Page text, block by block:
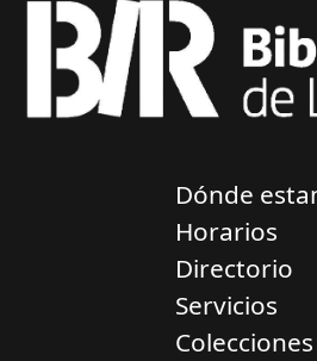
Dónde
Horarios
Directorio
Servicios
Colecciones